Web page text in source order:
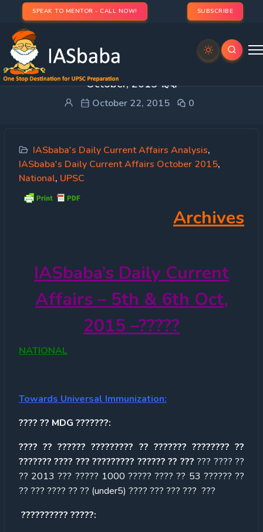
SPEAK TO MENTOR - CALL NOW! SUBSCRIBE
IASbaba’s Daily Current Affairs – 5th & 6th
October, 2015-हिंदी
October 22, 2015 0
IASbaba's Daily Current Affairs Analysis,
IASbaba's Daily Current Affairs October 2015,
National, UPSC
Archives
IASbaba’s Daily Current
Affairs – 5th & 6th Oct,
2015 –?????
NATIONAL
Towards Universal Immunization:
???? ?? MDG ???????:
???? ?? ?????? ????????? ?? ??????? ???????? ??
??????? ???? ??? ????????? ?????? ?? ??? ??? ???? ??
?? 2013 ??? ????? 1000 ????? ???? ?? 53 ?????? ??
?? ??? ???? ?? ?? (under5) ???? ??? ??? ??? ???
?????????? ?????: